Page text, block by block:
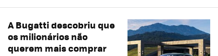
A Bugatti descobriu que
os milionários não
querem mais comprar